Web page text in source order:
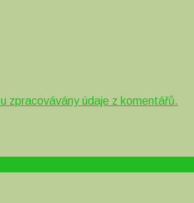
zpracovávány údaje z komentářů.